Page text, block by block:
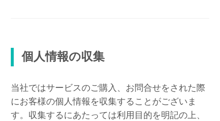
個人情報の収集
当社ではサービスのご購入、お問合せをされた際
にお客様の個人情報を収集することがございま
す。収集するにあたっては利用目的を明記の上、